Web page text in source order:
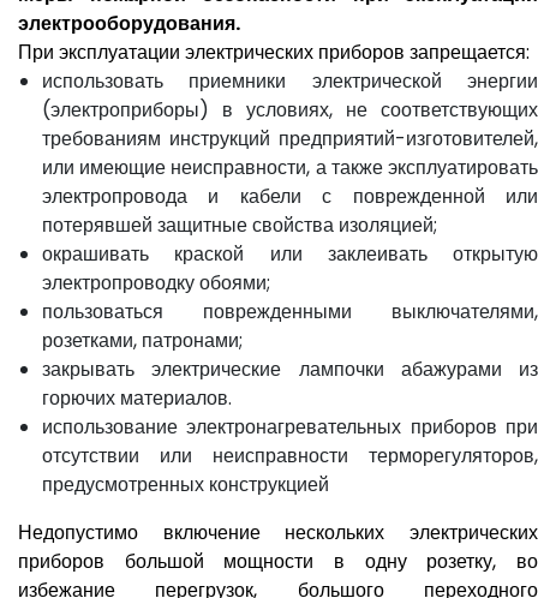
электрооборудования.
При эксплуатации электрических приборов запрещается:
использовать приемники электрической энергии
(электроприборы) в условиях, не соответствующих
требованиям инструкций предприятий-изготовителей,
или имеющие неисправности, а также эксплуатировать
электропровода и кабели с поврежденной или
потерявшей защитные свойства изоляцией;
окрашивать краской или заклеивать открытую
электропроводку обоями;
пользоваться поврежденными выключателями,
розетками, патронами;
закрывать электрические лампочки абажурами из
горючих материалов.
использование электронагревательных приборов при
отсутствии или неисправности терморегуляторов,
предусмотренных конструкцией
Недопустимо включение нескольких электрических
приборов большой мощности в одну розетку, во
избежание перегрузок, большого переходного